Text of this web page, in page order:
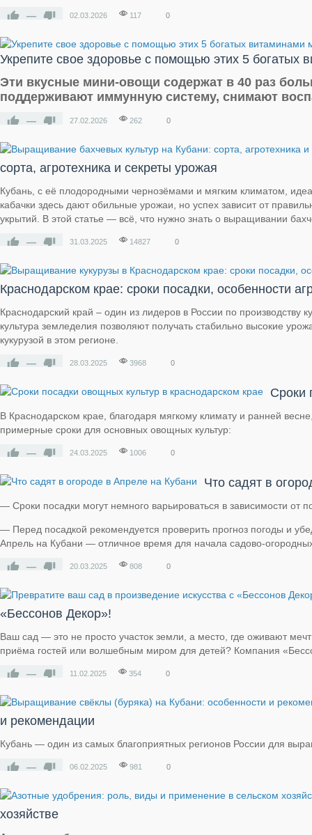
— 02.03.2026 117 0
Укрепите свое здоровье с помощью этих 5 богатых
Эти вкусные мини-овощи содержат в 40 раз
поддерживают иммунную систему, снимают
— 27.02.2026 262 0
сорта, агротехника и секреты урожая
Кубань, с её плодородными чернозёмами и мягким климатом,
кабачки здесь дают обильные урожаи, но успех зависит от
укрытий. В этой статье — всё, что нужно знать о выращивании
— 31.03.2025 14827 0
Краснодарском крае: сроки посадки, особенности
Краснодарский край – один из лидеров в России по
культура земледелия позволяют получать стабильно высокие
кукурузой в этом регионе.
— 28.03.2025 3968 0
Сроки
В Краснодарском крае, благодаря мягкому климату и ранней
примерные сроки для основных овощных культур:
— 24.03.2025 1006 0
Что садят в
— Сроки посадки могут немного варьироваться в зависимости от
— Перед посадкой рекомендуется проверить прогноз погоды и
Апрель на Кубани — отличное время для начала садово-
— 20.03.2025 808 0
«Бессонов Декор»!
Ваш сад — это не просто участок земли, а место, где оживают
приёма гостей или волшебным миром для детей? Компания
— 11.02.2025 354 0
и рекомендации
Кубань — один из самых благоприятных регионов России для
— 06.02.2025 981 0
хозяйстве